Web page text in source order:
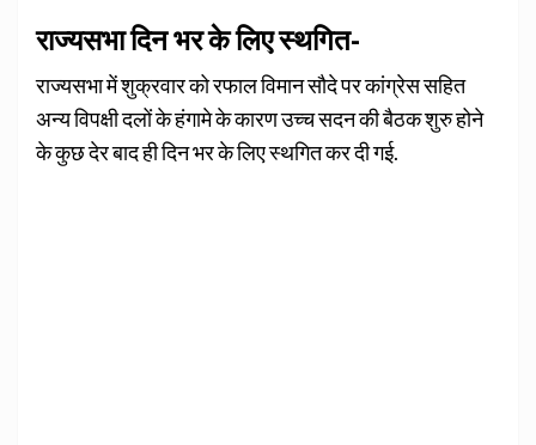
राज्यसभा दिन भर के लिए स्थगित-
राज्यसभा में शुक्रवार को रफाल विमान सौदे पर कांग्रेस सहित
अन्य विपक्षी दलों के हंगामे के कारण उच्च सदन की बैठक शुरु होने
के कुछ देर बाद ही दिन भर के लिए स्थगित कर दी गई.